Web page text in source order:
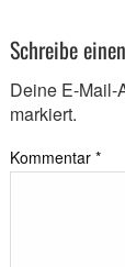
Schreibe
Deine E-Mail-
markiert.
Kommentar *